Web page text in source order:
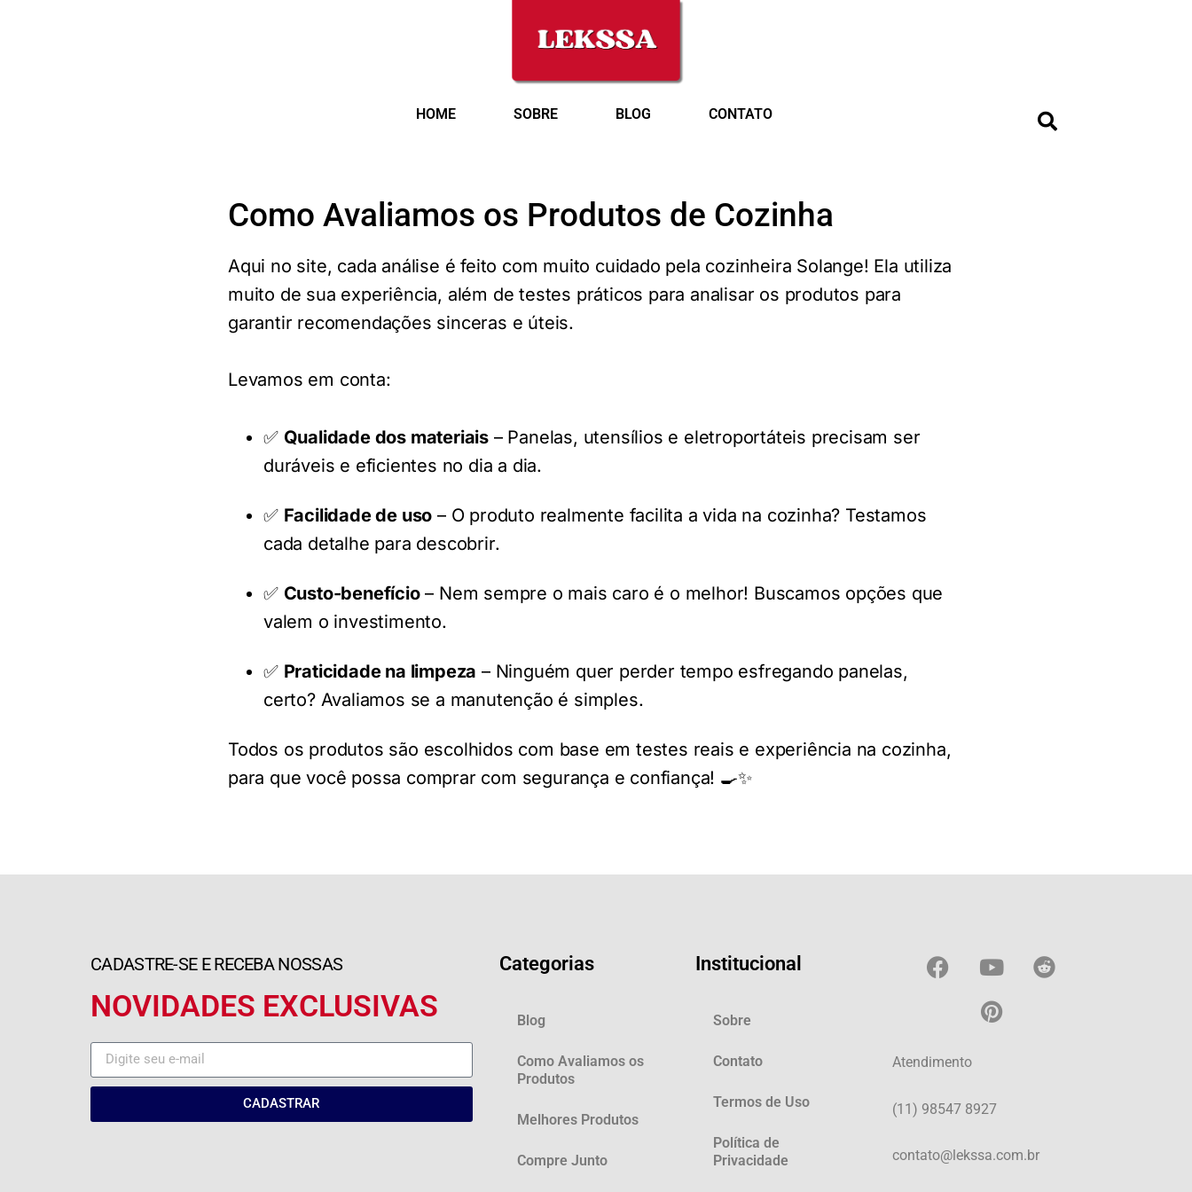
HOME SOBRE BLOG CONTATO
Como Avaliamos os Produtos de Cozinha
Aqui no site, cada análise é feito com muito cuidado pela cozinheira Solange! Ela utiliza
muito de sua experiência, além de testes práticos para analisar os produtos para
garantir recomendações sinceras e úteis.
Levamos em conta:
✅ Qualidade dos materiais – Panelas, utensílios e eletroportáteis precisam ser
duráveis e eficientes no dia a dia.
✅ Facilidade de uso – O produto realmente facilita a vida na cozinha? Testamos
cada detalhe para descobrir.
✅ Custo-benefício– Nem sempre o mais caro é o melhor! Buscamos opções que
valem o investimento.
✅ Praticidade na limpeza – Ninguém quer perder tempo esfregando panelas,
certo? Avaliamos se a manutenção é simples.
Todos os produtos são escolhidos com base em testes reais e experiência na cozinha,
para que você possa comprar com segurança e confiança! 🍳✨
CADASTRE-SE E RECEBA NOSSAS
NOVIDADES EXCLUSIVAS
CADASTRAR
Categorias
Blog
Como Avaliamos os
Produtos
Melhores Produtos
Compre Junto
Institucional
Sobre
Contato
Termos de Uso
Política de
Privacidade
Atendimento
(11) 98547 8927
contato@lekssa.com.br